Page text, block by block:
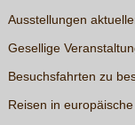
Ausstellungen
Gesellige
Besuchsfahrten zu
Reisen in